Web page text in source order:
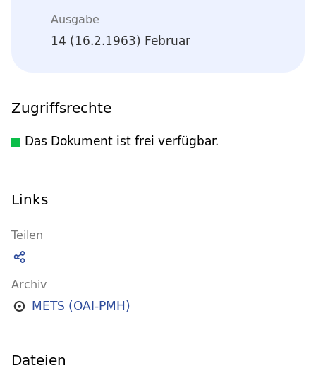
Ausgabe
14 (16.2.1963) Februar
Zugriffsrechte
Das Dokument ist frei verfügbar.
Links
Teilen
Archiv
METS (OAI-PMH)
Dateien